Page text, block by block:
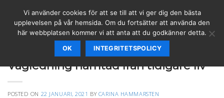
content
Vägledning hämtad från tidigare liv
POSTED ON 22 JANUARI, 2021 BY CARINA HAMMARSTEN
Vi använder cookies för att se till att vi ger dig den bästa
upplevelsen på vår hemsida. Om du fortsätter att använda den
här webbplatsen kommer vi att anta att du godkänner detta.
OK INTEGRITETSPOLICY